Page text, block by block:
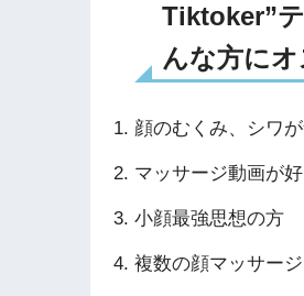
Tiktoker”
んな方に
顔のむくみ、シワ
マッサージ動画が
小顔最強思想の方
複数の顔マッサー